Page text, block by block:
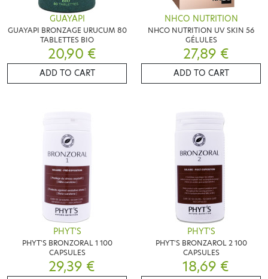
GUAYAPI
GUAYAPI BRONZAGE URUCUM 80
TABLETTES BIO
20,90 €
ADD TO CART
NHCO NUTRITION
NHCO NUTRITION UV SKIN 56
GÉLULES
27,89 €
ADD TO CART
PHYT'S
PHYT'S BRONZORAL 1 100
CAPSULES
29,39 €
PHYT'S
PHYT'S BRONZAROL 2 100
CAPSULES
18,69 €